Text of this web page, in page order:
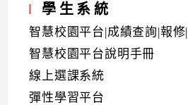
學生系統
智慧校園平台|成績查詢|報修
智慧校園平台說明手冊
線上選課系統
彈性學習平台